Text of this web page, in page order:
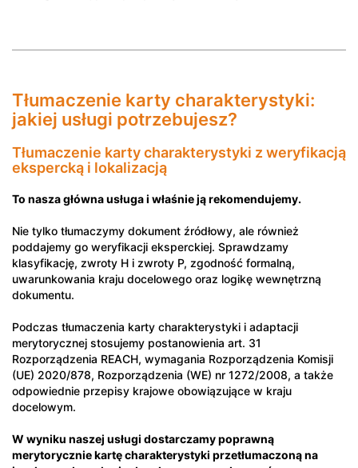
Tłumaczenie karty charakterystyki:
jakiej usługi potrzebujesz?
Tłumaczenie karty charakterystyki z weryfikacją
ekspercką i lokalizacją
To nasza główna usługa i właśnie ją rekomendujemy.
Nie tylko tłumaczymy dokument źródłowy, ale również
poddajemy go weryfikacji eksperckiej. Sprawdzamy
klasyfikację, zwroty H i zwroty P, zgodność formalną,
uwarunkowania kraju docelowego oraz logikę wewnętrzną
dokumentu.
Podczas tłumaczenia karty charakterystyki i adaptacji
merytorycznej stosujemy postanowienia art. 31
Rozporządzenia REACH, wymagania Rozporządzenia Komisji
(UE) 2020/878, Rozporządzenia (WE) nr 1272/2008, a także
odpowiednie przepisy krajowe obowiązujące w kraju
docelowym.
W wyniku naszej usługi dostarczamy poprawną
merytorycznie kartę charakterystyki przetłumaczoną na